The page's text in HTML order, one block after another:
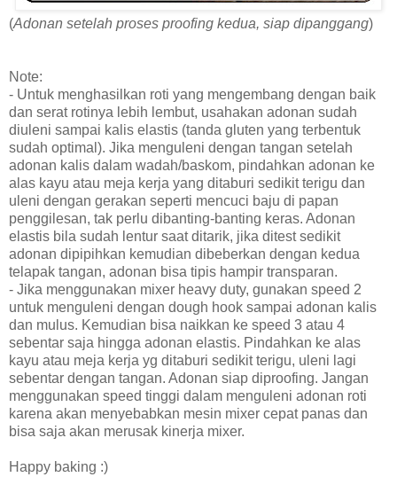
(Adonan setelah proses proofing kedua, siap dipanggang)
Note:
- Untuk menghasilkan roti yang mengembang dengan baik
dan serat rotinya lebih lembut, usahakan adonan sudah
diuleni sampai kalis elastis (tanda gluten yang terbentuk
sudah optimal). Jika menguleni dengan tangan setelah
adonan kalis dalam wadah/baskom, pindahkan adonan ke
alas kayu atau meja kerja yang ditaburi sedikit terigu dan
uleni dengan gerakan seperti mencuci baju di papan
penggilesan, tak perlu dibanting-banting keras. Adonan
elastis bila sudah lentur saat ditarik, jika ditest sedikit
adonan dipipihkan kemudian dibeberkan dengan kedua
telapak tangan, adonan bisa tipis hampir transparan.
- Jika menggunakan mixer heavy duty, gunakan speed 2
untuk menguleni dengan dough hook sampai adonan kalis
dan mulus. Kemudian bisa naikkan ke speed 3 atau 4
sebentar saja hingga adonan elastis. Pindahkan ke alas
kayu atau meja kerja yg ditaburi sedikit terigu, uleni lagi
sebentar dengan tangan. Adonan siap diproofing. Jangan
menggunakan speed tinggi dalam menguleni adonan roti
karena akan menyebabkan mesin mixer cepat panas dan
bisa saja akan merusak kinerja mixer.
Happy baking :)